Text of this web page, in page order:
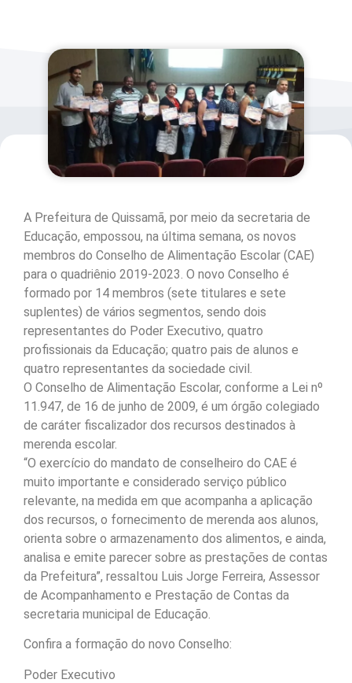
A Prefeitura de Quissamã, por meio da secretaria de
Educação, empossou, na última semana, os novos
membros do Conselho de Alimentação Escolar (CAE)
para o quadriênio 2019-2023. O novo Conselho é
formado por 14 membros (sete titulares e sete
suplentes) de vários segmentos, sendo dois
representantes do Poder Executivo, quatro
profissionais da Educação; quatro pais de alunos e
quatro representantes da sociedade civil.
O Conselho de Alimentação Escolar, conforme a Lei nº
11.947, de 16 de junho de 2009, é um órgão colegiado
de caráter fiscalizador dos recursos destinados à
merenda escolar.
“O exercício do mandato de conselheiro do CAE é
muito importante e considerado serviço público
relevante, na medida em que acompanha a aplicação
dos recursos, o fornecimento de merenda aos alunos,
orienta sobre o armazenamento dos alimentos, e ainda,
analisa e emite parecer sobre as prestações de contas
da Prefeitura”, ressaltou Luis Jorge Ferreira, Assessor
de Acompanhamento e Prestação de Contas da
secretaria municipal de Educação.
Confira a formação do novo Conselho:
Poder Executivo